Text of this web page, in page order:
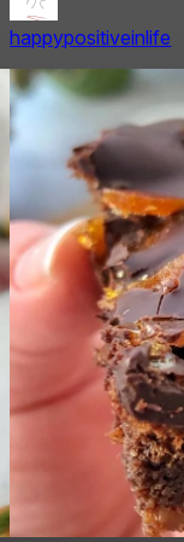
happypositiveinlife